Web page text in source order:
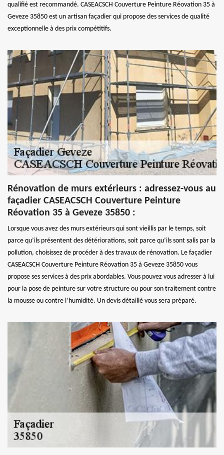
qualifié est recommandé. CASEACSCH Couverture Peinture Réovation 35 à
Geveze 35850 est un artisan façadier qui propose des services de qualité
exceptionnelle à des prix compétitifs.
Rénovation de murs extérieurs : adressez-vous au
façadier CASEACSCH Couverture Peinture
Réovation 35 à Geveze 35850 :
Lorsque vous avez des murs extérieurs qui sont vieillis par le temps, soit
parce qu’ils présentent des détériorations, soit parce qu’ils sont salis par la
pollution, choisissez de procéder à des travaux de rénovation. Le façadier
CASEACSCH Couverture Peinture Réovation 35 à Geveze 35850 vous
propose ses services à des prix abordables. Vous pouvez vous adresser à lui
pour la pose de peinture sur votre structure ou pour son traitement contre
la mousse ou contre l’humidité. Un devis détaillé vous sera préparé.